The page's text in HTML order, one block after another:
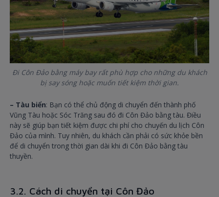
Đi Côn Đảo bằng máy bay rất phù hợp cho những du khách
bị say sóng hoặc muốn tiết kiệm thời gian.
– Tàu biển: Bạn có thể chủ động di chuyển đến thành phố
Vũng Tàu hoặc Sóc Trăng sau đó đi Côn Đảo bằng tàu. Điều
này sẽ giúp bạn tiết kiệm được chi phí cho chuyến du lịch Côn
Đảo của mình. Tuy nhiên, du khách cần phải có sức khỏe bền
để di chuyển trong thời gian dài khi đi Côn Đảo bằng tàu
thuyền.
3.2. Cách di chuyển tại Côn Đảo